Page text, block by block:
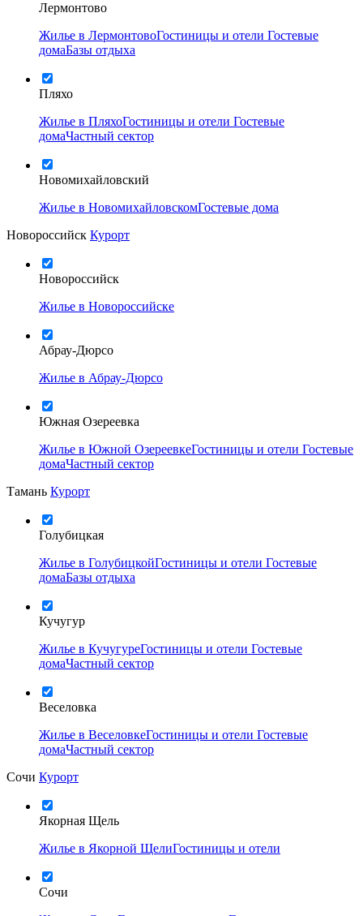
Лермонтово
Жилье в ЛермонтовоГостиницы и отели Гостевые
домаБазы отдыха
Пляхо
Жилье в ПляхоГостиницы и отели Гостевые
домаЧастный сектор
Новомихайловский
Жилье в НовомихайловскомГостевые дома
Новороссийск Курорт
Новороссийск
Жилье в Новороссийске
Абрау-Дюрсо
Жилье в Абрау-Дюрсо
Южная Озереевка
Жилье в Южной ОзереевкеГостиницы и отели Гостевые
домаЧастный сектор
Тамань Курорт
Голубицкая
Жилье в ГолубицкойГостиницы и отели Гостевые
домаБазы отдыха
Кучугур
Жилье в КучугуреГостиницы и отели Гостевые
домаЧастный сектор
Веселовка
Жилье в ВеселовкеГостиницы и отели Гостевые
домаЧастный сектор
Сочи Курорт
Якорная Щель
Жилье в Якорной ЩелиГостиницы и отели
Сочи